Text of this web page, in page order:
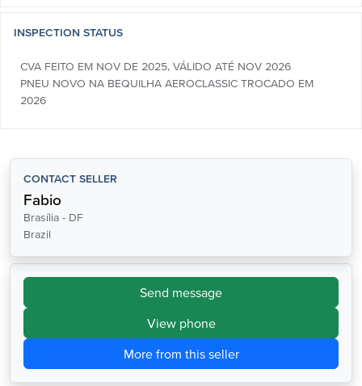
INSPECTION STATUS
CVA FEITO EM NOV DE 2025, VÁLIDO ATÉ NOV 2026
PNEU NOVO NA BEQUILHA AEROCLASSIC TROCADO EM
2026
CONTACT SELLER
Fabio
Brasília - DF
Brazil
Send message
View phone
More from this seller